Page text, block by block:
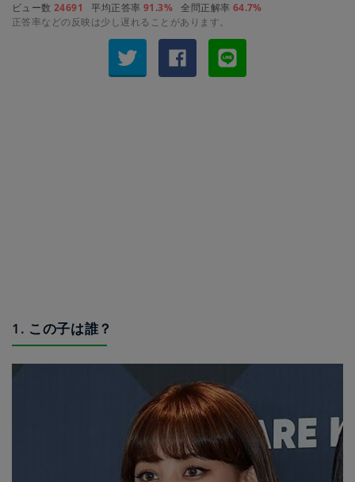
ビュー数 24691 平均正答率 91.3% 全問正解率 64.7%
正答率などの反映は少し遅れることがあります。
1. この子は誰？